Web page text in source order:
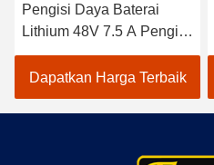
Pengisi Daya Baterai
Lithium 48V 7.5 A Pengisi
Daya Mobil Golf
Dapatkan Harga Terbaik